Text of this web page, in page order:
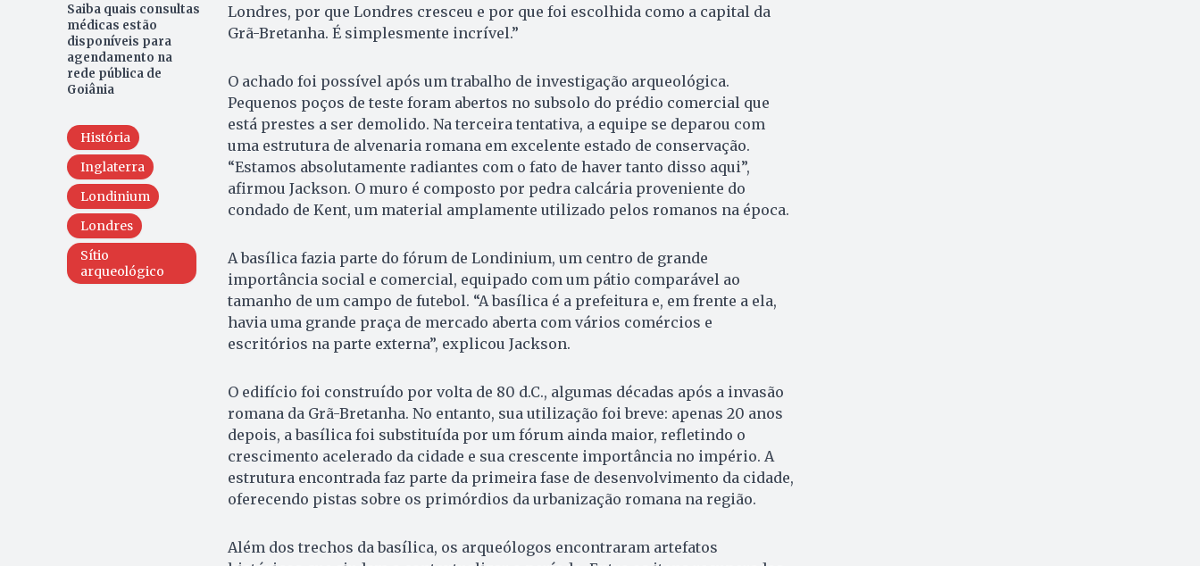
Saiba quais consultas
médicas estão
disponíveis para
agendamento na
rede pública de
Goiânia
História
Inglaterra
Londinium
Londres
Sítio
arqueológico
Londres, por que Londres cresceu e por que foi escolhida como a capital da
Grã-Bretanha. É simplesmente incrível.”
O achado foi possível após um trabalho de investigação arqueológica.
Pequenos poços de teste foram abertos no subsolo do prédio comercial que
está prestes a ser demolido. Na terceira tentativa, a equipe se deparou com
uma estrutura de alvenaria romana em excelente estado de conservação.
“Estamos absolutamente radiantes com o fato de haver tanto disso aqui”,
afirmou Jackson. O muro é composto por pedra calcária proveniente do
condado de Kent, um material amplamente utilizado pelos romanos na época.
A basílica fazia parte do fórum de Londinium, um centro de grande
importância social e comercial, equipado com um pátio comparável ao
tamanho de um campo de futebol. “A basílica é a prefeitura e, em frente a ela,
havia uma grande praça de mercado aberta com vários comércios e
escritórios na parte externa”, explicou Jackson.
O edifício foi construído por volta de 80 d.C., algumas décadas após a invasão
romana da Grã-Bretanha. No entanto, sua utilização foi breve: apenas 20 anos
depois, a basílica foi substituída por um fórum ainda maior, refletindo o
crescimento acelerado da cidade e sua crescente importância no império. A
estrutura encontrada faz parte da primeira fase de desenvolvimento da cidade,
oferecendo pistas sobre os primórdios da urbanização romana na região.
Além dos trechos da basílica, os arqueólogos encontraram artefatos